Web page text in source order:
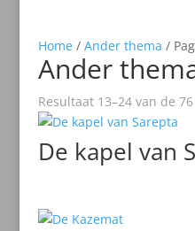
Home/ Ander thema /
Ander
Resultaat 13–24 van de
De kapel van